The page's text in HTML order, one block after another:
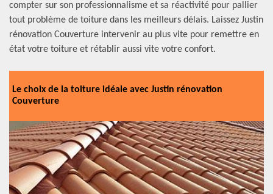
compter sur son professionnalisme et sa réactivité pour pallier
tout problème de toiture dans les meilleurs délais. Laissez Justin
rénovation Couverture intervenir au plus vite pour remettre en
état votre toiture et rétablir aussi vite votre confort.
Le choix de la toiture idéale avec Justin rénovation
Couverture